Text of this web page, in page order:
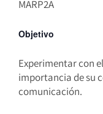
MARP2A
Objetivo
Experimentar con
importancia de su
comunicación.